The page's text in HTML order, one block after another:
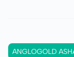
ANGLOGOLD